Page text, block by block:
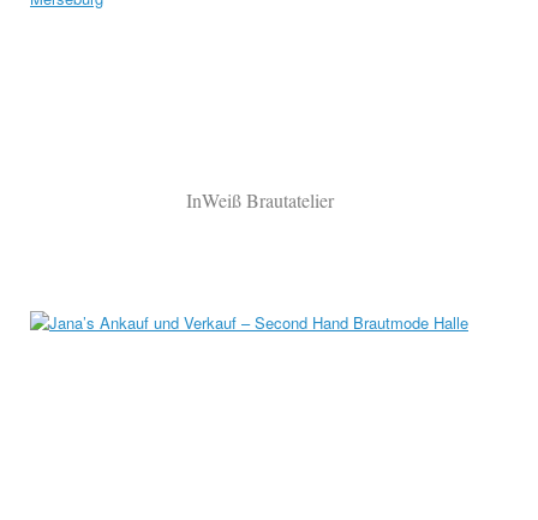
InWeiß Brautatelier